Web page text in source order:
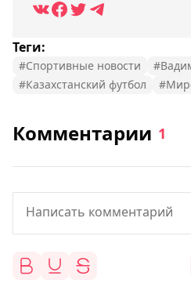
Теги:
#Спортивные новости
#Казахстанский футбол
Комментарии 1